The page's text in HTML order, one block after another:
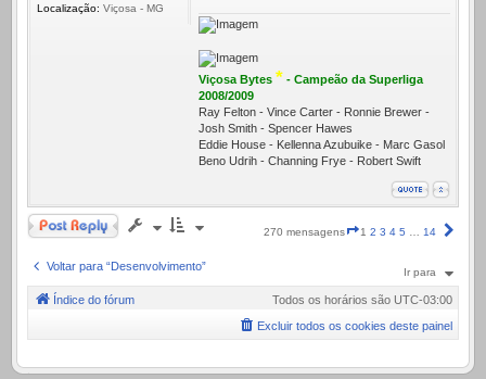
Localização: Viçosa - MG
Viçosa Bytes * - Campeão da Superliga
2008/2009
Ray Felton - Vince Carter - Ronnie Brewer -
Josh Smith - Spencer Hawes
Eddie House - Kellenna Azubuike - Marc Gasol
Beno Udrih - Channing Frye - Robert Swift
Responder
270 mensagens
Página
1 2 3 4 5 … 14
Voltar para “Desenvolvimento” Ir para
Índice do fórum Todos os horários são UTC-03:00
Excluir todos os cookies deste painel
.